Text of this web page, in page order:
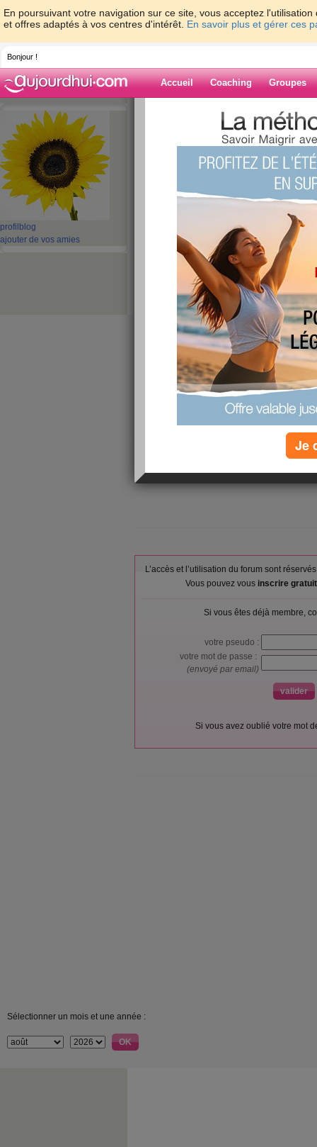
En poursuivant votre navigation sur ce site, vous acceptez
et offres adaptés à vos centres d'intérêt. En savoir plus et gérer ces
Bonjour !
Accueil Coaching Groupes
profil blog
ajouter de vos amies
> >
Blog de
vendredi 19 fevrier
Journée ensoleillée
Ce matin grand ménage- petit repassage-
suis allée tout de même.............sinon...........je
déjà mangé avec ses petites filles.....hihi...ils
grand mère est partie faire de la gym tout de
Cet am j'ai cuisiné pour demain le repas
mon fils sa femme ses 2 deux enfants
ma fille son mari ses 2 enfants
jusqu'a demain matin) - moelleux au chocolat -
Bonne soirée
L’accès et l’utilisation du forum sont
Vous pouvez vous inscrire
Si vous êtes déjà membre,
votre pseudo :
votre mot de passe :
(envoyé par email)
Si vous avez oublié votre mot
Sélectionner un mois et une année :
Je